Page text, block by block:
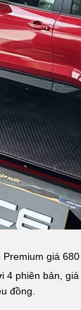
giá
phiên bản,
đồng.